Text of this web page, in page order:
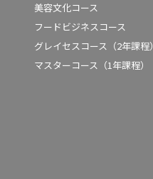
美容文化コース
フードビジネスコース
グレイセスコース（2年課程）
マスターコース（1年課程）